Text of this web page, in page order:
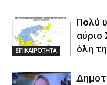
ΕΠΙΚΑΙΡΟΤΗΤΑ
Πολύ
όλη